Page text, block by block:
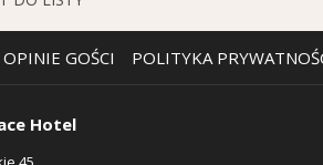
OPINIE GOŚCI POLITYKA
Hotel